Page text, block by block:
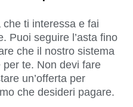
ti interessa e fai
Puoi seguire l’asta fino
che il nostro sistema
te. Non devi fare
un’offerta per
che desideri pagare.